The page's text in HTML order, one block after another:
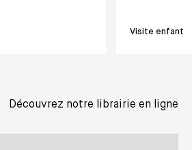
Visite enfant
Découvrez notre librairie en ligne